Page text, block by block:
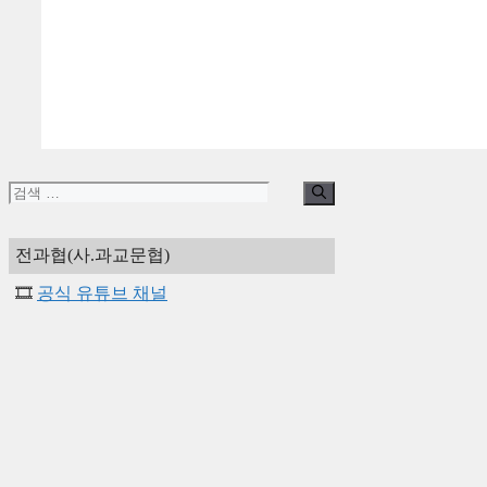
검
전과협(사.과교문협)
🎞️ 공식 유튜브 채널